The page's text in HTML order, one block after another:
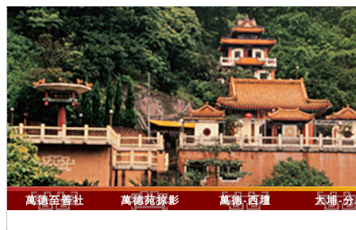
萬德至善社 萬德苑掠影 萬德-西壇 大埔-